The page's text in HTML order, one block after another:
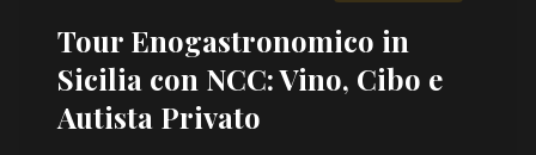
Tour Enogastronomico in
Sicilia con NCC: Vino, Cibo e
Autista Privato